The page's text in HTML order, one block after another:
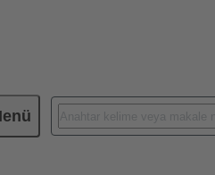
Endüstriyel konnektörler / Han®